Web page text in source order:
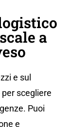
a
e sul
scegliere
Puoi
e